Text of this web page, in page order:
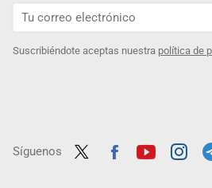
Suscribiéndote aceptas nuestra política de
Síguenos